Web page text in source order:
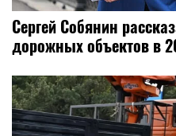
Сергей Собянин
дорожных объектов в